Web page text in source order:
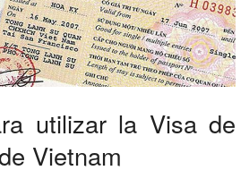
utilizar la Visa de
Vietnam